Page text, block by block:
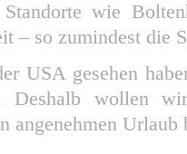
wie
– so zumindest die
USA gesehen
Deshalb wollen
angenehmen Urlaub